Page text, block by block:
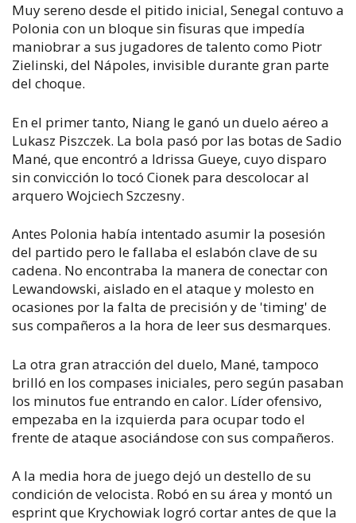
Muy sereno desde el pitido inicial, Senegal contuvo a
Polonia con un bloque sin fisuras que impedía
maniobrar a sus jugadores de talento como Piotr
Zielinski, del Nápoles, invisible durante gran parte
del choque.
En el primer tanto, Niang le ganó un duelo aéreo a
Lukasz Piszczek. La bola pasó por las botas de Sadio
Mané, que encontró a Idrissa Gueye, cuyo disparo
sin convicción lo tocó Cionek para descolocar al
arquero Wojciech Szczesny.
Antes Polonia había intentado asumir la posesión
del partido pero le fallaba el eslabón clave de su
cadena. No encontraba la manera de conectar con
Lewandowski, aislado en el ataque y molesto en
ocasiones por la falta de precisión y de 'timing' de
sus compañeros a la hora de leer sus desmarques.
La otra gran atracción del duelo, Mané, tampoco
brilló en los compases iniciales, pero según pasaban
los minutos fue entrando en calor. Líder ofensivo,
empezaba en la izquierda para ocupar todo el
frente de ataque asociándose con sus compañeros.
A la media hora de juego dejó un destello de su
condición de velocista. Robó en su área y montó un
esprint que Krychowiak logró cortar antes de que la